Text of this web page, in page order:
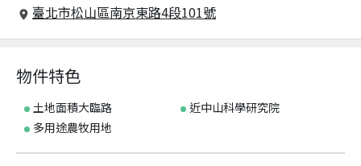
臺北市松山區南京東路4段101號
物件特色
土地面積大臨路
近中山科學研究院
多用途農牧用地